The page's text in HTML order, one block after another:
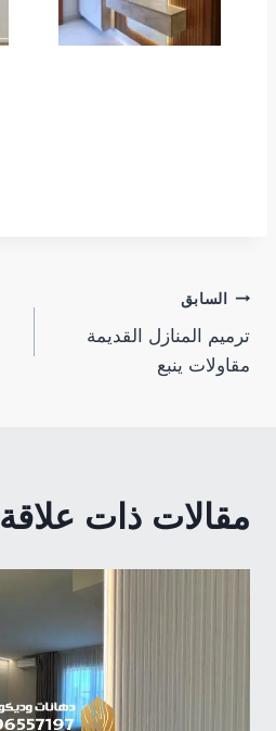
تصفّح
المقالات
السابق
ترميم المنازل القديمة
مقاولات ينبع
مقالات ذات علاقة